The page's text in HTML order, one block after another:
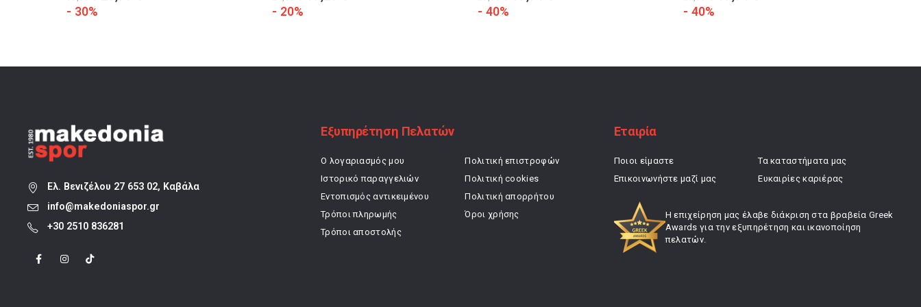
- 30% - 20% - 40% - 40%
Ελ. Βενιζέλου 27 653 02, Καβάλα
info@makedoniaspor.gr
+30 2510 836281
Εξυπηρέτηση Πελατών
Ο λογαριασμός μου
Ιστορικό παραγγελιών
Εντοπισμός αντικειμένου
Τρόποι πληρωμής
Τρόποι αποστολής
Πολιτική επιστροφών
Πολιτική cookies
Πολιτική απορρήτου
Όροι χρήσης
Εταιρία
Ποιοι είμαστε
Επικοινωνήστε μαζί μας
Τα καταστήματα μας
Ευκαιρίες καριέρας
Η επιχείρηση μας έλαβε διάκριση στα βραβεία Greek
Awards για την εξυπηρέτηση και ικανοποίηση
πελατών.